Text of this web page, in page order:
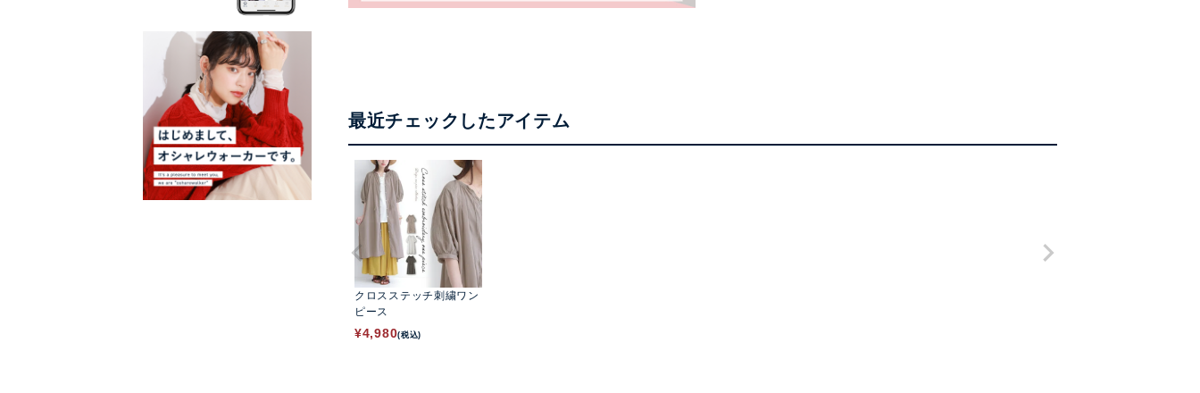
最近チェックしたアイテム
クロスステッチ刺繍ワン
ピース
¥4,980(税込)